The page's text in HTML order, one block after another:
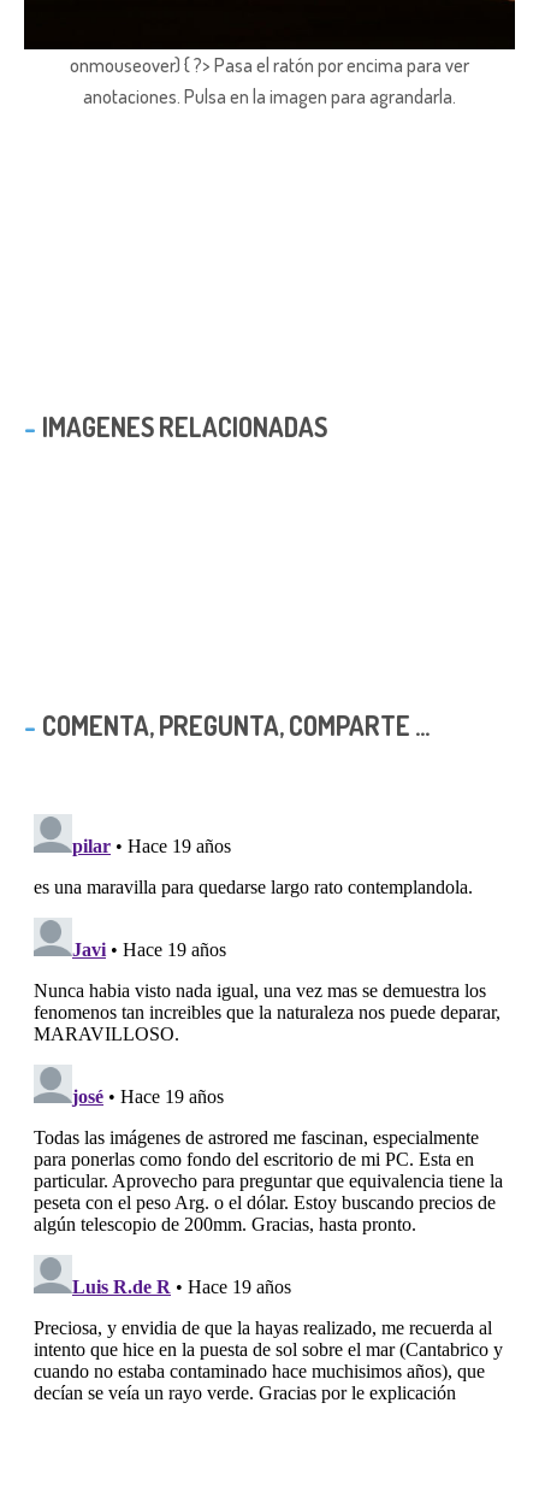
onmouseover) { ?> Pasa el ratón por encima para ver
anotaciones. Pulsa en la imagen para agrandarla.
IMAGENES RELACIONADAS
COMENTA, PREGUNTA, COMPARTE ...